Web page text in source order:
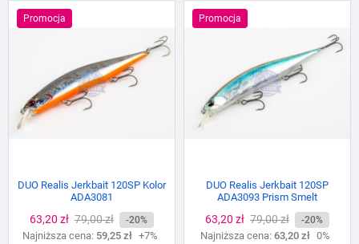
Promocja
DUO Realis Jerkbait 120SP Kolor
ADA3081
Cena
63,20 zł Cena
podstawowa
79,00 zł -20%
Najniższa cena: 59,25 zł +7%
Promocja
DUO Realis Jerkbait 120SP
ADA3093 Prism Smelt
Cena
63,20 zł Cena
podstawowa
79,00 zł -20%
Najniższa cena: 63,20 zł 0%